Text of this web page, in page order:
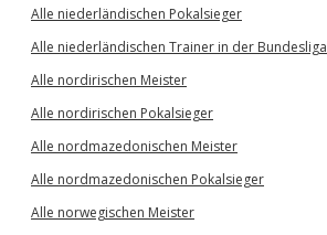
Alle niederländischen Pokalsieger
Alle niederländischen Trainer in der Bundesliga
Alle nordirischen Meister
Alle nordirischen Pokalsieger
Alle nordmazedonischen Meister
Alle nordmazedonischen Pokalsieger
Alle norwegischen Meister